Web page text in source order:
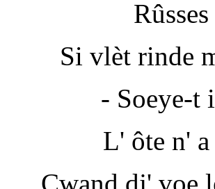
Si vlèt rinde
- Soeye-t
L' ôte n'